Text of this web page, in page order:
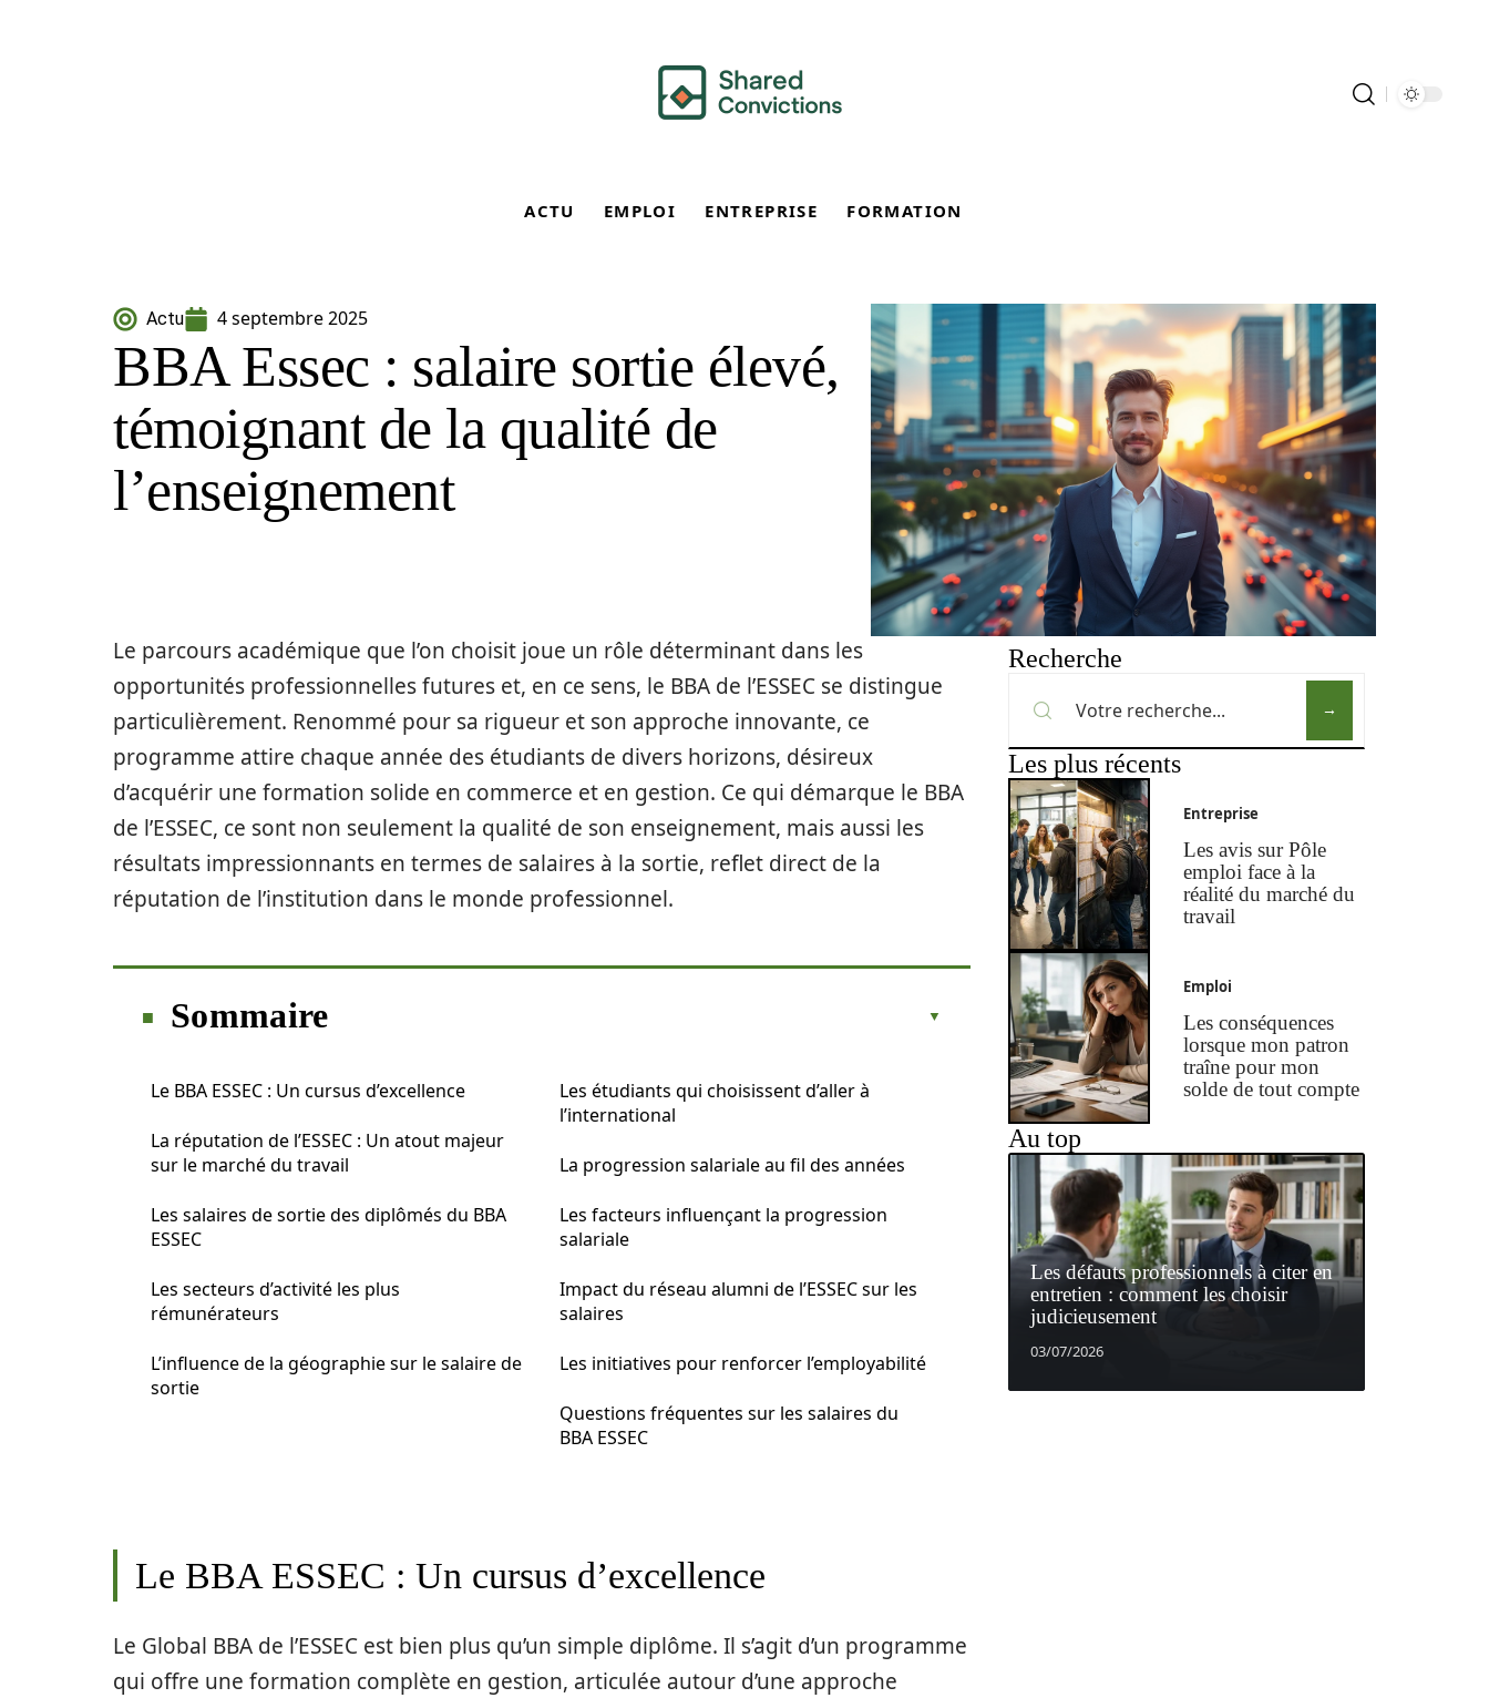
ACTU EMPLOI ENTREPRISE FORMATION
Actu 4 septembre 2025
BBA Essec : salaire sortie élevé,
témoignant de la qualité de
l’enseignement
Le parcours académique que l’on choisit joue un rôle déterminant dans les
opportunités professionnelles futures et, en ce sens, le BBA de l’ESSEC se distingue
particulièrement. Renommé pour sa rigueur et son approche innovante, ce
programme attire chaque année des étudiants de divers horizons, désireux
d’acquérir une formation solide en commerce et en gestion. Ce qui démarque le BBA
de l’ESSEC, ce sont non seulement la qualité de son enseignement, mais aussi les
résultats impressionnants en termes de salaires à la sortie, reflet direct de la
réputation de l’institution dans le monde professionnel.
Sommaire
Le BBA ESSEC : Un cursus d’excellence
La réputation de l’ESSEC : Un atout majeur
sur le marché du travail
Les salaires de sortie des diplômés du BBA
ESSEC
Les secteurs d’activité les plus
rémunérateurs
L’influence de la géographie sur le salaire de
sortie
Les étudiants qui choisissent d’aller à
l’international
La progression salariale au fil des années
Les facteurs influençant la progression
salariale
Impact du réseau alumni de l’ESSEC sur les
salaires
Les initiatives pour renforcer l’employabilité
Questions fréquentes sur les salaires du
BBA ESSEC
Le BBA ESSEC : Un cursus d’excellence
Le Global BBA de l’ESSEC est bien plus qu’un simple diplôme. Il s’agit d’un programme
qui offre une formation complète en gestion, articulée autour d’une approche
Recherche
Les plus récents
Entreprise
Les avis sur Pôle
emploi face à la
réalité du marché du
travail
Emploi
Les conséquences
lorsque mon patron
traîne pour mon
solde de tout compte
Au top
Les défauts professionnels à citer en
entretien : comment les choisir
judicieusement
03/07/2026